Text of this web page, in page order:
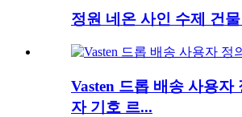
정원 네온 사인 수제 건
Vasten 드롭 배송 사용자
자 기호 르...